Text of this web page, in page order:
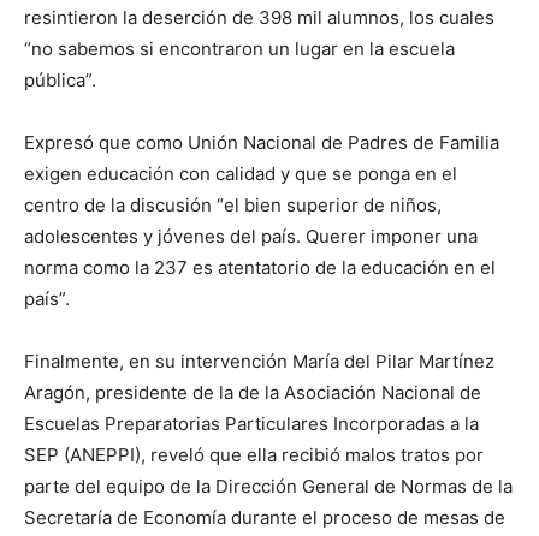
resintieron la deserción de 398 mil alumnos, los cuales
“no sabemos si encontraron un lugar en la escuela
pública”.
Expresó que como Unión Nacional de Padres de Familia
exigen educación con calidad y que se ponga en el
centro de la discusión “el bien superior de niños,
adolescentes y jóvenes del país. Querer imponer una
norma como la 237 es atentatorio de la educación en el
país”.
Finalmente, en su intervención María del Pilar Martínez
Aragón, presidente de la de la Asociación Nacional de
Escuelas Preparatorias Particulares Incorporadas a la
SEP (ANEPPI), reveló que ella recibió malos tratos por
parte del equipo de la Dirección General de Normas de la
Secretaría de Economía durante el proceso de mesas de